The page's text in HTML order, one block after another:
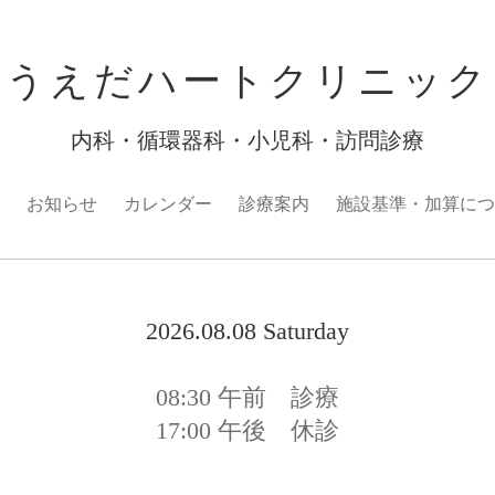
うえだハートクリニック
内科・循環器科・小児科・訪問診療
お知らせ カレンダー 診療案内 施設基準・加算に
2026.08.08 Saturday
08:30 午前 診療
17:00 午後 休診